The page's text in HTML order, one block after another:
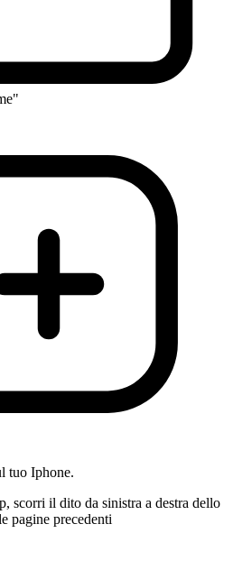
tuo Iphone.
scorri il dito da sinistra a destra dello
pagine precedenti